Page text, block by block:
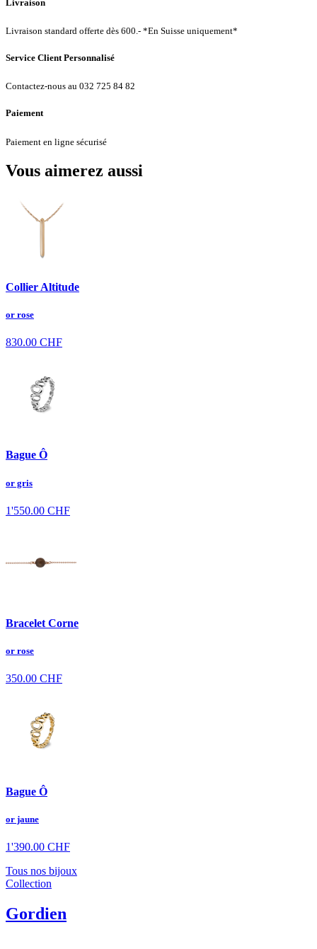
Livraison
Livraison standard offerte dès 600.- *En Suisse uniquement*
Service Client Personnalisé
Contactez-nous au 032 725 84 82
Paiement
Paiement en ligne sécurisé
Vous aimerez aussi
Collier Altitude
or rose
830.00 CHF
Bague Ô
or gris
1'550.00 CHF
Bracelet Corne
or rose
350.00 CHF
Bague Ô
or jaune
1'390.00 CHF
Tous nos bijoux
Collection
Gordien